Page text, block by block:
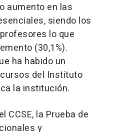
aumento en las
siendo los
lo que
(30,1%).
ha habido un
del Instituto
la institución.
CCSE, la Prueba de
y